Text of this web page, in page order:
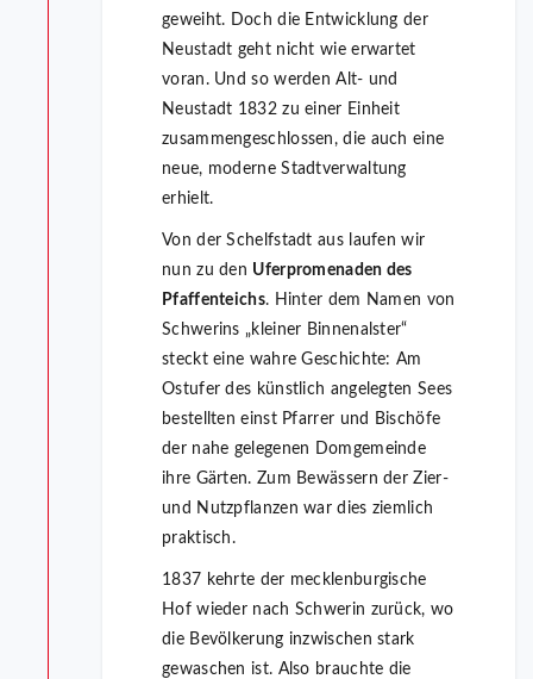
geweiht. Doch die Entwicklung der
Neustadt geht nicht wie erwartet
voran. Und so werden Alt- und
Neustadt 1832 zu einer Einheit
zusammengeschlossen, die auch eine
neue, moderne Stadtverwaltung
erhielt.
Von der Schelfstadt aus laufen wir
nun zu den Uferpromenaden des
Pfaffenteichs. Hinter dem Namen von
Schwerins „kleiner Binnenalster“
steckt eine wahre Geschichte: Am
Ostufer des künstlich angelegten Sees
bestellten einst Pfarrer und Bischöfe
der nahe gelegenen Domgemeinde
ihre Gärten. Zum Bewässern der Zier-
und Nutzpflanzen war dies ziemlich
praktisch.
1837 kehrte der mecklenburgische
Hof wieder nach Schwerin zurück, wo
die Bevölkerung inzwischen stark
gewaschen ist. Also brauchte die